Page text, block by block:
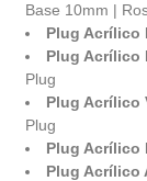
Base 10mm |
Plug Acrílico
Plug Acrílico
Plug
Plug Acrílico
Plug
Plug Acrílico
Plug Acrílico